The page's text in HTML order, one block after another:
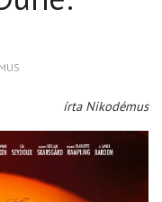
írta Nikodémus